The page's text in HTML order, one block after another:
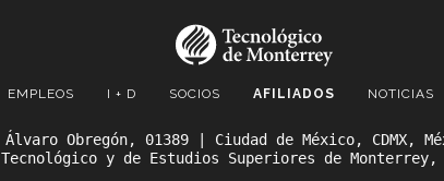
EMPLEOS I + D SOCIOS AFILIADOS NOTICIAS
Obregón, 01389 | Ciudad de México,
Tecnológico y de Estudios Superiores de Monterrey,